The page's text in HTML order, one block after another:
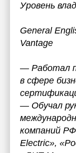
Уровень
General
Vantage
— Работал
в сфере
— Обучал
компаний
Electric»,